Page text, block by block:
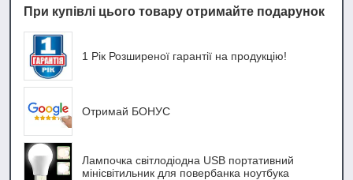
При купівлі цього товару отримайте подарунок
1 Рік Розширеної гарантії на продукцію!
Отримай БОНУС
Лампочка світлодіодна USB портативний
мінісвітильник для повербанка ноутбука